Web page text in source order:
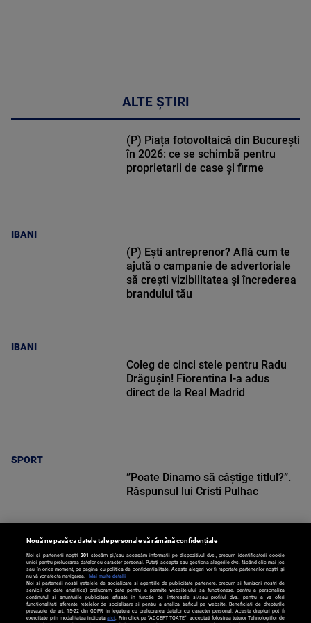
ALTE ȘTIRI
IBANI
(P) Piața fotovoltaică din București
în 2026: ce se schimbă pentru
proprietarii de case și firme
IBANI
(P) Ești antreprenor? Află cum te
ajută o campanie de advertoriale
să crești vizibilitatea și încrederea
brandului tău
SPORT
Coleg de cinci stele pentru Radu
Drăgușin! Fiorentina l-a adus
direct de la Real Madrid
SPORT
”Poate Dinamo să câștige titlul?”.
Răspunsul lui Cristi Pulhac
Nouă ne pasă ca datele tale personale să rămână confidențiale
Noi și partenerii noștri 201 stocăm și/sau accesăm informații pe dispozitivul dvs., precum identificatorii cookie
unici pentru prelucrarea datelor cu caracter personal. Puteți accepta sau gestiona alegerile dvs. făcând clic mai jos
sau în orice moment, pe pagina cu politica de confidențialitate. Aceste alegeri vor fi raportate partenerilor noștri și
nu vă vor afecta navigarea.
Mai multe detalii
Noi si partenerii nostri (retelele de socializare si agentiile de publicitate partenere, precum si furnizorii nostri de
servicii de date analitice) prelucram date pentru a permite website-ului sa functioneze, pentru a personaliza
continutul si anunturile publicitare afisate in functie de interesele si/sau profilul dvs., pentru a va oferi
functionalitati aferente retelelor de socializare si pentru a analiza traficul pe website. Beneficiati de drepturile
prevazute de art. 15-22 din GDPR in legatura cu prelucrarea datelor cu caracter personal. Aceste drepturi pot fi
exercitate prin modalitatea indicataaici . Prin click pe “ACCEPT TOATE”, acceptati folosirea tuturor Tehnologiilor de